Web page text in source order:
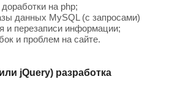
на php;
данных MySQL (с запросами)
и перезаписи информации;
и проблем на сайте.
jQuery) разработка